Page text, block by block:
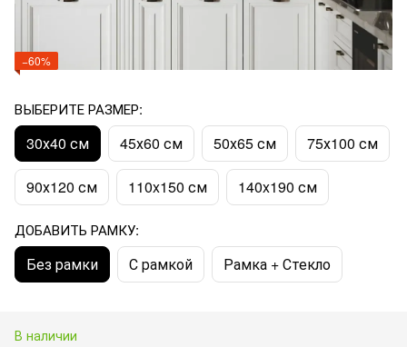
−60%
ВЫБЕРИТЕ РАЗМЕР:
30х40 см 45х60 см 50х65 см 75х100 см
90х120 см 110x150 см 140x190 см
ДОБАВИТЬ РАМКУ:
Без рамки С рамкой Рамка + Стекло
В наличии